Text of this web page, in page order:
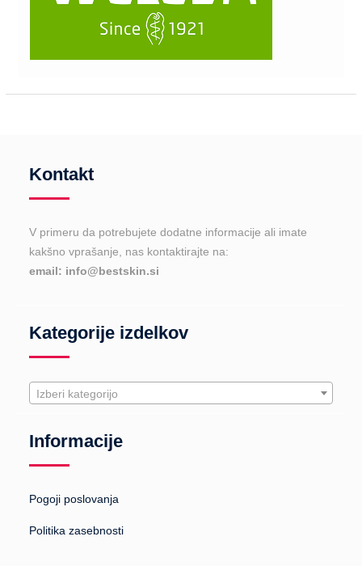
Kontakt
V primeru da potrebujete dodatne informacije ali imate
kakšno vprašanje, nas kontaktirajte na:
email: info@bestskin.si
Kategorije izdelkov
Izberi kategorijo
Informacije
Pogoji poslovanja
Politika zasebnosti